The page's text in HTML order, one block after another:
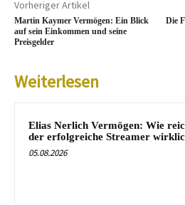
Vorheriger Artikel
Martin Kaymer Vermögen: Ein Blick
auf sein Einkommen und seine
Preisgelder
Die
Weiterlesen
Elias Nerlich Vermögen: Wie
der erfolgreiche Streamer
05.08.2026